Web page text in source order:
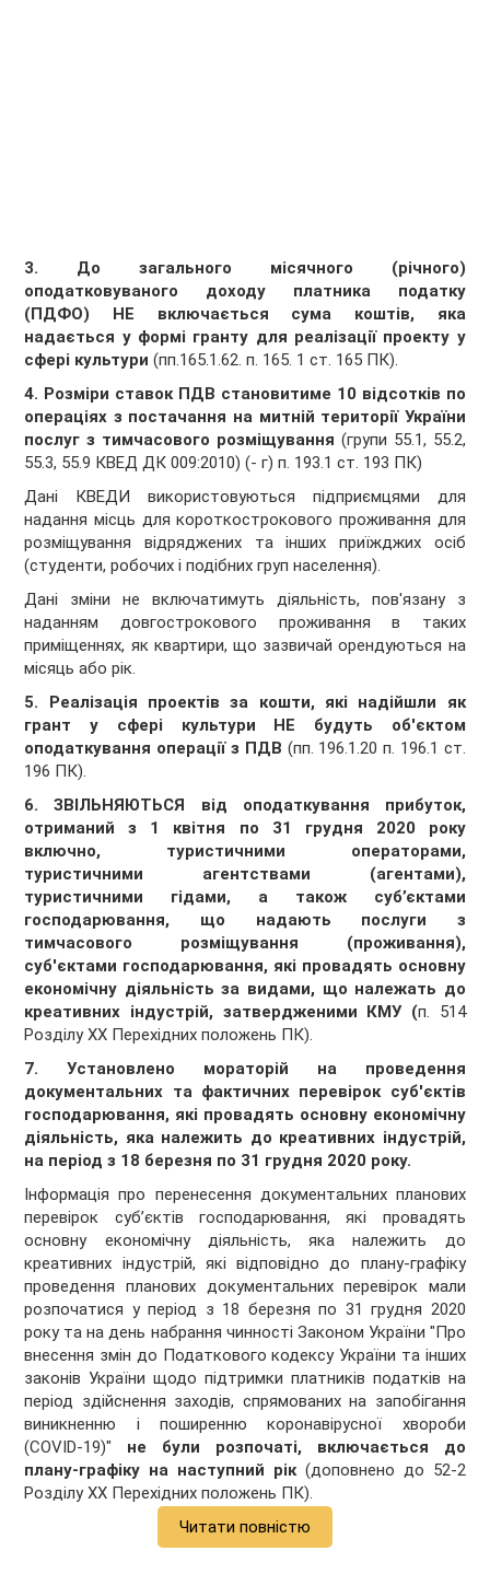
3.
До загального місячного (річного)
оподатковуваного доходу платника податку
(ПДФО) НЕ включається сума коштів, яка
надається у формі гранту для реалізації проекту у
сфері культури (пп.165.1.62. п. 165. 1 ст. 165 ПК).
4. Розміри ставок ПДВ становитиме 10 відсотків по
операціях з постачання на митній території України
послуг з тимчасового розміщування (групи 55.1, 55.2,
55.3, 55.9 КВЕД ДК 009:2010) (- г) п. 193.1 ст. 193 ПК)
Дані КВЕДИ використовуються підприємцями для
надання місць для короткострокового проживання для
розміщування відряджених та інших приїжджих осіб
(студенти, робочих і подібних груп населення).
Дані зміни не включатимуть діяльність, пов'язану з
наданням довгострокового проживання в таких
приміщеннях, як квартири, що зазвичай орендуються на
місяць або рік.
5. Реалізація проектів за кошти, які надійшли як
грант у сфері культури НЕ будуть об'єктом
оподаткування операції з ПДВ (пп. 196.1.20 п. 196.1 ст.
196 ПК).
6.
ЗВІЛЬНЯЮТЬСЯ від оподаткування прибуток,
отриманий з 1 квітня по 31 грудня 2020 року
включно,
туристичними операторами,
туристичними агентствами (агентами),
туристичними гідами, а також суб’єктами
господарювання, що надають послуги з
тимчасового розміщування (проживання),
суб'єктами господарювання, які провадять основну
економічну діяльність за видами, що належать до
креативних індустрій, затвердженими КМУ (п. 514
Розділу XX Перехідних положень ПК).
7.Установлено мораторій на проведення
документальних та фактичних перевірок суб'єктів
господарювання, які провадять основну економічну
діяльність, яка належить до креативних індустрій,
на період з 18 березня по 31 грудня 2020 року.
Інформація про перенесення документальних планових
перевірок суб’єктів господарювання, які провадять
основну економічну діяльність, яка належить до
креативних індустрій, які відповідно до плану-графіку
проведення планових документальних перевірок мали
розпочатися у період з 18 березня по 31 грудня 2020
року та на день набрання чинності Законом України "Про
внесення змін до Податкового кодексу України та інших
законів України щодо підтримки платників податків на
період здійснення заходів, спрямованих на запобігання
виникненню і поширенню коронавірусної хвороби
(COVID-19)" не були розпочаті, включається до
плану-графіку на наступний рік (доповнено до 52-2
Розділу XX Перехідних положень ПК).
Читати повністю